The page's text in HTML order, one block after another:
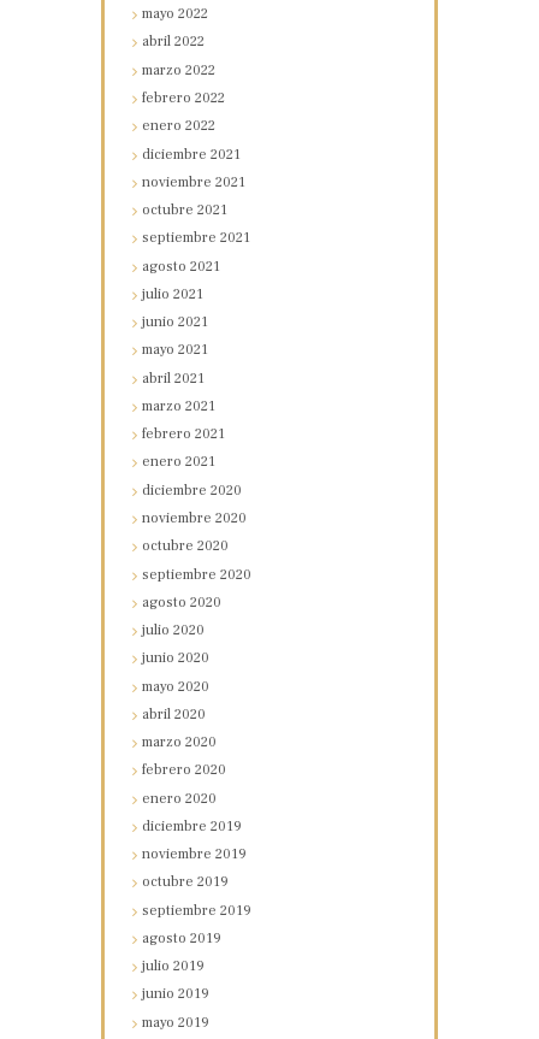
mayo2022
abril2022
marzo2022
febrero2022
enero2022
diciembre2021
noviembre2021
octubre2021
septiembre2021
agosto2021
julio2021
junio2021
mayo2021
abril2021
marzo2021
febrero2021
enero2021
diciembre2020
noviembre2020
octubre2020
septiembre2020
agosto2020
julio2020
junio2020
mayo2020
abril2020
marzo2020
febrero2020
enero2020
diciembre2019
noviembre2019
octubre2019
septiembre2019
agosto2019
julio2019
junio2019
mayo2019